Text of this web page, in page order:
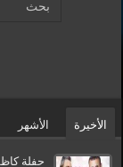
الأخيرة الأشهر
حفلة